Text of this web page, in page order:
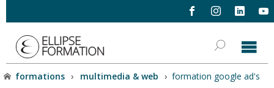
formations › multimedia & web › formation google ad's